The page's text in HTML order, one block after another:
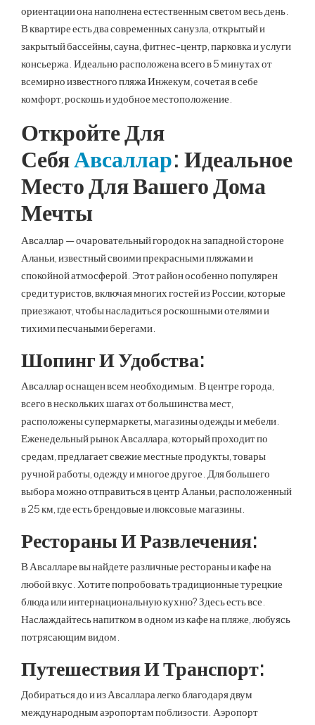
ориентации она наполнена естественным светом весь день.
В квартире есть два современных санузла, открытый и
закрытый бассейны, сауна, фитнес-центр, парковка и услуги
консьержа. Идеально расположена всего в 5 минутах от
всемирно известного пляжа Инжекум, сочетая в себе
комфорт, роскошь и удобное местоположение.
Откройте Для
Себя Авсаллар: Идеальное
Место Для Вашего Дома
Мечты
Авсаллар — очаровательный городок на западной стороне
Аланьи, известный своими прекрасными пляжами и
спокойной атмосферой. Этот район особенно популярен
среди туристов, включая многих гостей из России, которые
приезжают, чтобы насладиться роскошными отелями и
тихими песчаными берегами.
Шопинг И Удобства:
Авсаллар оснащен всем необходимым. В центре города,
всего в нескольких шагах от большинства мест,
расположены супермаркеты, магазины одежды и мебели.
Еженедельный рынок Авсаллара, который проходит по
средам, предлагает свежие местные продукты, товары
ручной работы, одежду и многое другое. Для большего
выбора можно отправиться в центр Аланьи, расположенный
в 25 км, где есть брендовые и люксовые магазины.
Рестораны И Развлечения:
В Авсалларе вы найдете различные рестораны и кафе на
любой вкус. Хотите попробовать традиционные турецкие
блюда или интернациональную кухню? Здесь есть все.
Наслаждайтесь напитком в одном из кафе на пляже, любуясь
потрясающим видом.
Путешествия И Транспорт:
Добираться до и из Авсаллара легко благодаря двум
международным аэропортам поблизости. Аэропорт